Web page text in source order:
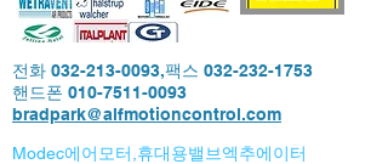
전화 032-213-0093,팩스 032-232-1753
핸드폰 010-7511-0093
bradpark@alfmotioncontrol.com
Modec에어모터,휴대용밸브엑추에이터